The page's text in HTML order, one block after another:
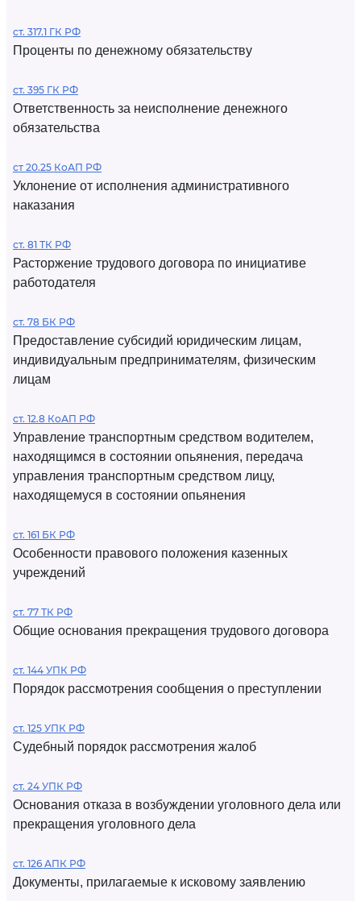
ст. 317.1 ГК РФ
Проценты по денежному обязательству
ст. 395 ГК РФ
Ответственность за неисполнение денежного
обязательства
ст 20.25 КоАП РФ
Уклонение от исполнения административного
наказания
ст. 81 ТК РФ
Расторжение трудового договора по инициативе
работодателя
ст. 78 БК РФ
Предоставление субсидий юридическим лицам,
индивидуальным предпринимателям, физическим
лицам
ст. 12.8 КоАП РФ
Управление транспортным средством водителем,
находящимся в состоянии опьянения, передача
управления транспортным средством лицу,
находящемуся в состоянии опьянения
ст. 161 БК РФ
Особенности правового положения казенных
учреждений
ст. 77 ТК РФ
Общие основания прекращения трудового договора
ст. 144 УПК РФ
Порядок рассмотрения сообщения о преступлении
ст. 125 УПК РФ
Судебный порядок рассмотрения жалоб
ст. 24 УПК РФ
Основания отказа в возбуждении уголовного дела или
прекращения уголовного дела
ст. 126 АПК РФ
Документы, прилагаемые к исковому заявлению